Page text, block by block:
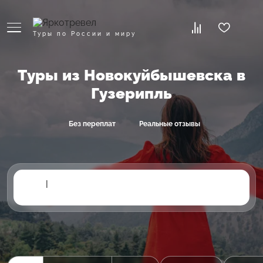
Туры по России и миру
Туры из Новокуйбышевска в
Гузерипль
Без переплат Реальные отзывы
|